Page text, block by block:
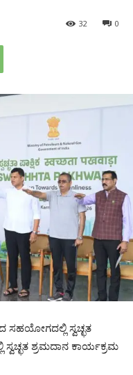
0
32
ಸ್ವಚ್ಛತ
ಸ್ವಚ್ಛತ ಶ್ರಮದಾನ ಕಾರ್ಯಕ್ರಮ